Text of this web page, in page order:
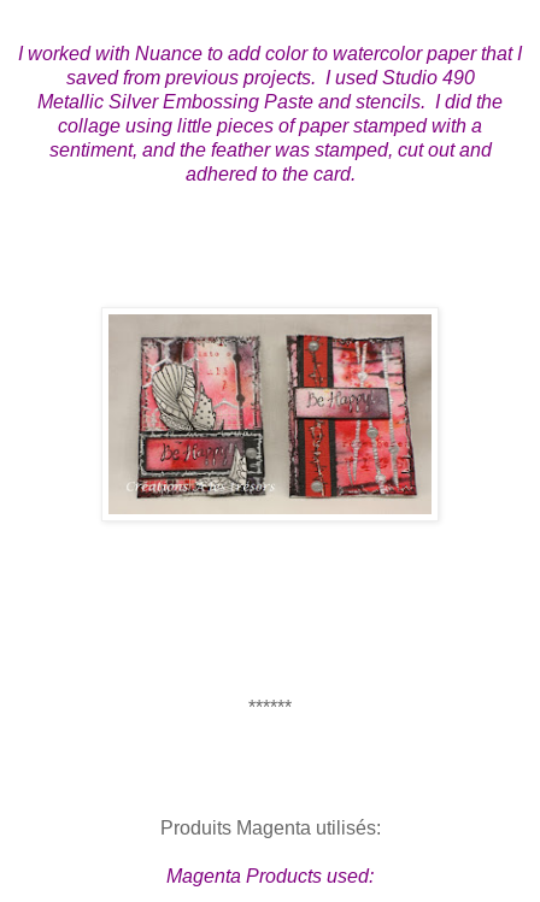
I worked with Nuance to add color to watercolor paper that I
saved from previous projects. I used Studio 490
Metallic Silver Embossing Paste and stencils. I did the
collage using little pieces of paper stamped with a
sentiment, and the feather was stamped, cut out and
adhered to the card.
******
Produits Magenta utilisés:
Magenta Products used: